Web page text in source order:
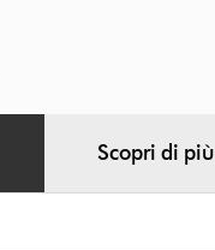
Scopri di più